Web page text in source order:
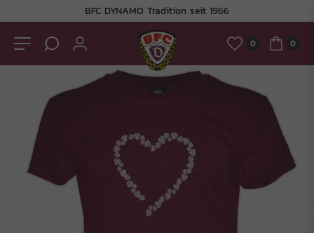
BFC DYNAMO Tradition seit 1966
0 0